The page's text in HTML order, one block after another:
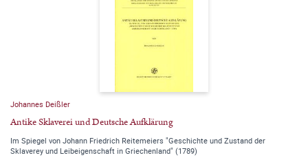
Johannes Deißler
Antike Sklaverei und Deutsche Aufklärung
Im Spiegel von Johann Friedrich Reitemeiers "Geschichte und Zustand der
Sklaverey und Leibeigenschaft in Griechenland" (1789)